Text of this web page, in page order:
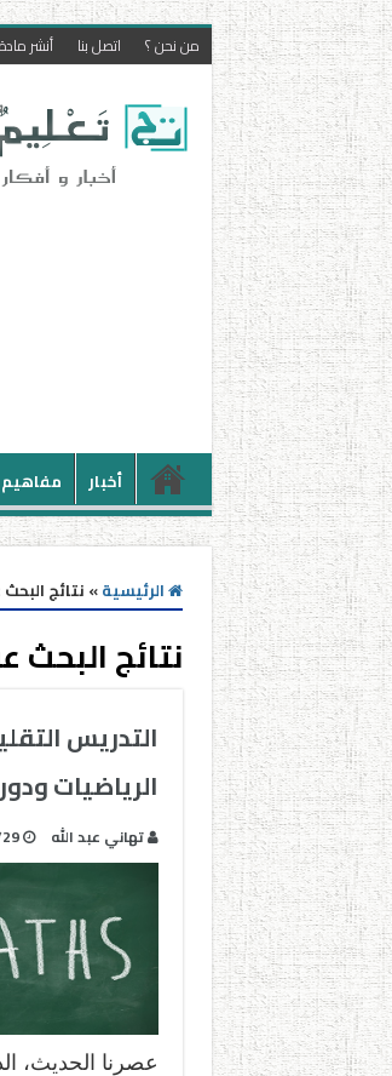
من نحن ؟ اتصل بنا أنشر مادة
أخبار مفاهيم
الرئيسية» نتائج
نتائج البحث
التدريس
الرياضيات
تهاني عبد الله
عصرنا الحديث،